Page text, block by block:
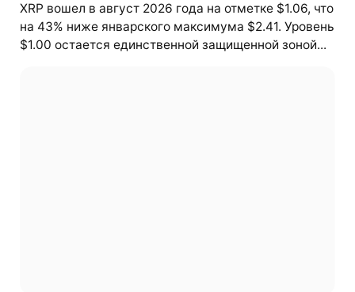
XRP вошел в август 2026 года на отметке $1.06, что
на 43% ниже январского максимума $2.41. Уровень
$1.00 остается единственной защищенной зоной...